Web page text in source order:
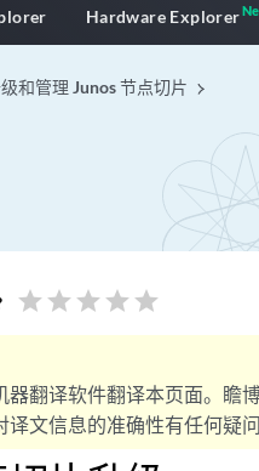
Hardware Explorer
和管理 Junos 节点切片
star star star star star
器翻译软件翻译本页面。瞻
文信息的准确性有任何疑